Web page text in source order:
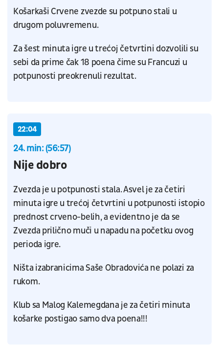
Košarkaši Crvene zvezde su potpuno stali u
drugom poluvremenu.
Za šest minuta igre u trećoj četvrtini dozvolili su
sebi da prime čak 18 poena čime su Francuzi u
potpunosti preokrenuli rezultat.
22:04
24. min: (56:57)
Nije dobro
Zvezda je u potpunosti stala. Asvel je za četiri
minuta igre u trećoj četvrtini u potpunosti istopio
prednost crveno-belih, a evidentno je da se
Zvezda prilično muči u napadu na početku ovog
perioda igre.
Ništa izabranicima Saše Obradovića ne polazi za
rukom.
Klub sa Malog Kalemegdana je za četiri minuta
košarke postigao samo dva poena!!!